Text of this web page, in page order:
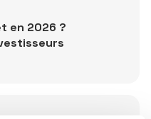
en 2026 ?